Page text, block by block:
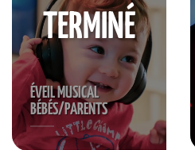
ÉVEIL MUSICAL
BÉBÉS/PARENTS
TERMINÉ